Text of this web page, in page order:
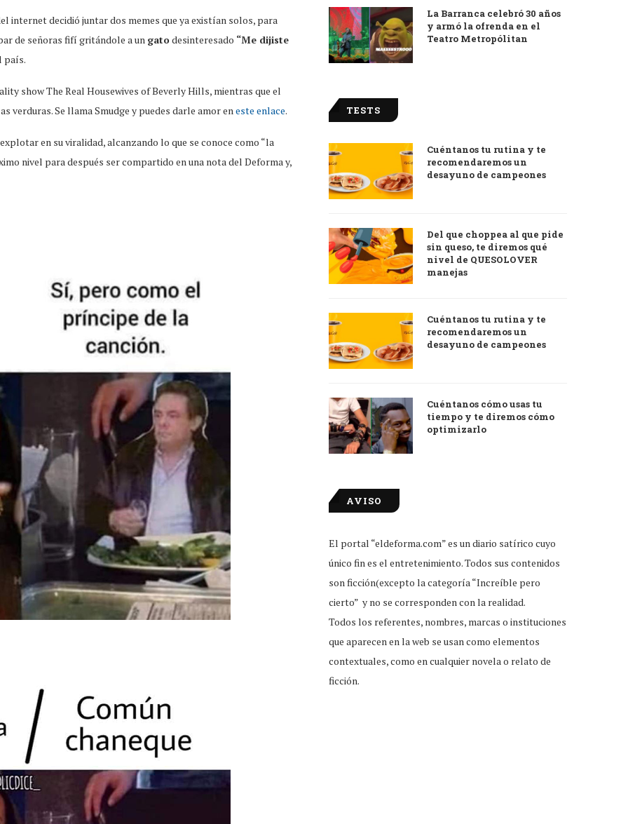
internet decidió juntar dos memes que ya existían solos, para
de señoras fifí gritándole a un gatodesinteresado “Me dijiste
país.
show The Real Housewives of Beverly Hills, mientras que el
verduras. Se llama Smudge y puedes darle amor eneste enlace.
en su viralidad, alcanzando lo que se conoce como “la
nivel para después ser compartido en una nota del Deforma y,
La Barranca celebró 30 años
y armó la ofrenda en el
Teatro Metropólitan
TESTS
Cuéntanos tu rutina y te
recomendaremos un
desayuno de campeones
Del que choppea al que pide
sin queso, te diremos qué
nivel de QUESOLOVER
manejas
Cuéntanos tu rutina y te
recomendaremos un
desayuno de campeones
Cuéntanos cómo usas tu
tiempo y te diremos cómo
optimizarlo
AVISO
El portal “eldeforma.com” es un diario satírico cuyo
único fin es el entretenimiento. Todos sus contenidos
son ficción(excepto la categoría “Increíble pero
cierto” y no se corresponden con la realidad.
Todos los referentes, nombres, marcas o instituciones
que aparecen en la web se usan como elementos
contextuales, como en cualquier novela o relato de
ficción.